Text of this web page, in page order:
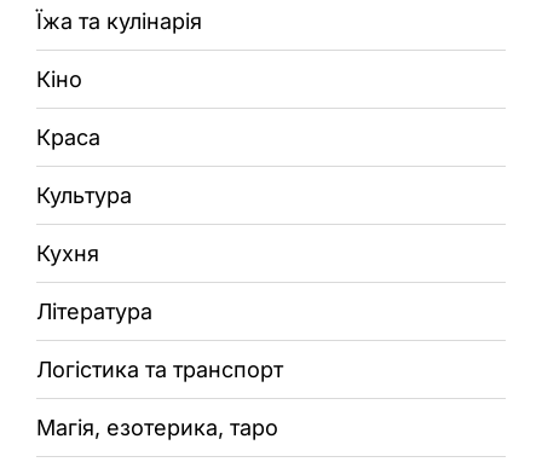
Їжа та кулінарія
Кіно
Краса
Культура
Кухня
Література
Логістика та транспорт
Магія, езотерика, таро